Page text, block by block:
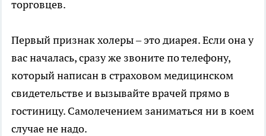
торговцев.
Первый признак холеры – это диарея. Если она у
вас началась, сразу же звоните по телефону,
который написан в страховом медицинском
свидетельстве и вызывайте врачей прямо в
гостиницу. Самолечением заниматься ни в коем
случае не надо.